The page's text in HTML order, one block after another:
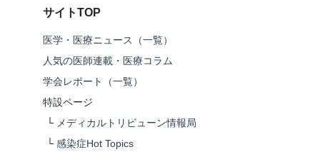
サイトTOP
医学・医療ニュース（一覧）
人気の医師連載・医療コラム
学会レポート（一覧）
特設ページ
└ メディカルトリビューン情報局
└ 感染症Hot Topics